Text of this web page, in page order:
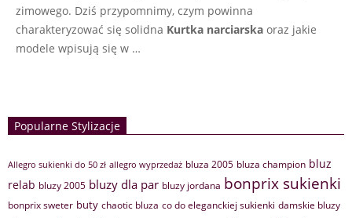
zimowego. Dziś przypomnimy, czym powinna
charakteryzować się solidna Kurtka narciarska oraz jakie
modele wpisują się w …
Popularne Stylizacje
Allegro sukienki do 50 zł allegro wyprzedaż bluza 2005 bluza champion bluz
relab bluzy 2005 bluzy dla par bluzy jordana bonprix sukienki
bonprix sweter buty chaotic bluza co do eleganckiej sukienki damskie bluzy